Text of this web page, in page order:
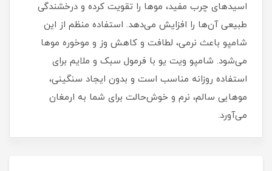
اسیدهای چرب مفید، موها را تقویت کرده و درخشندگی
طبیعی آن‌ها را افزایش می‌دهد. استفاده منظم از این
شامپو باعث نرمی، لطافت و کاهش وز و موخوره موها
می‌شود. شامپو ویت یو با فرمول سبک و ملایم برای
استفاده روزانه مناسب است و بدون ایجاد سنگینی،
موهایی سالم، نرم و خوش‌حالت برای شما به ارمغان
می‌آورد.